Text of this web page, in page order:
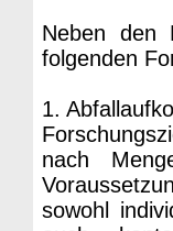
Neben den
folgenden
1.
nach
sowohl